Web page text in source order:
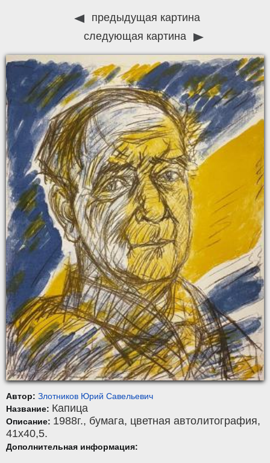
предыдущая картина
следующая картина
Автор: Злотников Юрий Савельевич
Название: Капица
Описание: 1988г., бумага, цветная автолитография,
41x40,5.
Дополнительная информация: